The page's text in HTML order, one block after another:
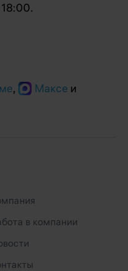
, Максе и
в компании